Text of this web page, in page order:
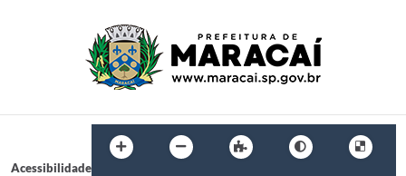
Acessibilidade